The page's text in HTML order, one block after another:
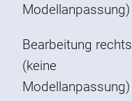
Modellanpassung)
Bearbeitung rechts
(keine
Modellanpassung)